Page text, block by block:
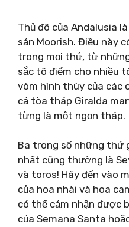
Thủ đô của Andalusia
sản Moorish. Điều này
trong mọi thứ, từ
sắc tô điểm cho nhiều
vòm hình thùy của các
cả tòa tháp Giralda
từng là một ngọn tháp.
Ba trong số những thứ
nhất cũng thường là
và toros! Hãy đến vào
của hoa nhài và hoa
có thể cảm nhận được
của Semana Santa